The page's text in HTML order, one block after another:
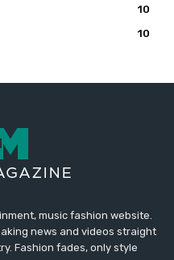
10
10
music fashion website.
news and videos straight
Fashion fades, only style